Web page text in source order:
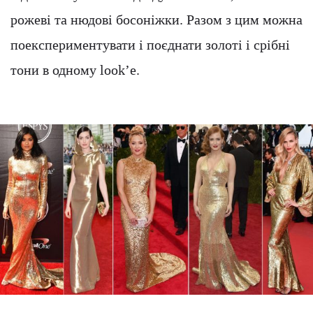
рожеві та нюдові босоніжки. Разом з цим можна
поекспериментувати і поєднати золоті і срібні
тони в одному look’е.